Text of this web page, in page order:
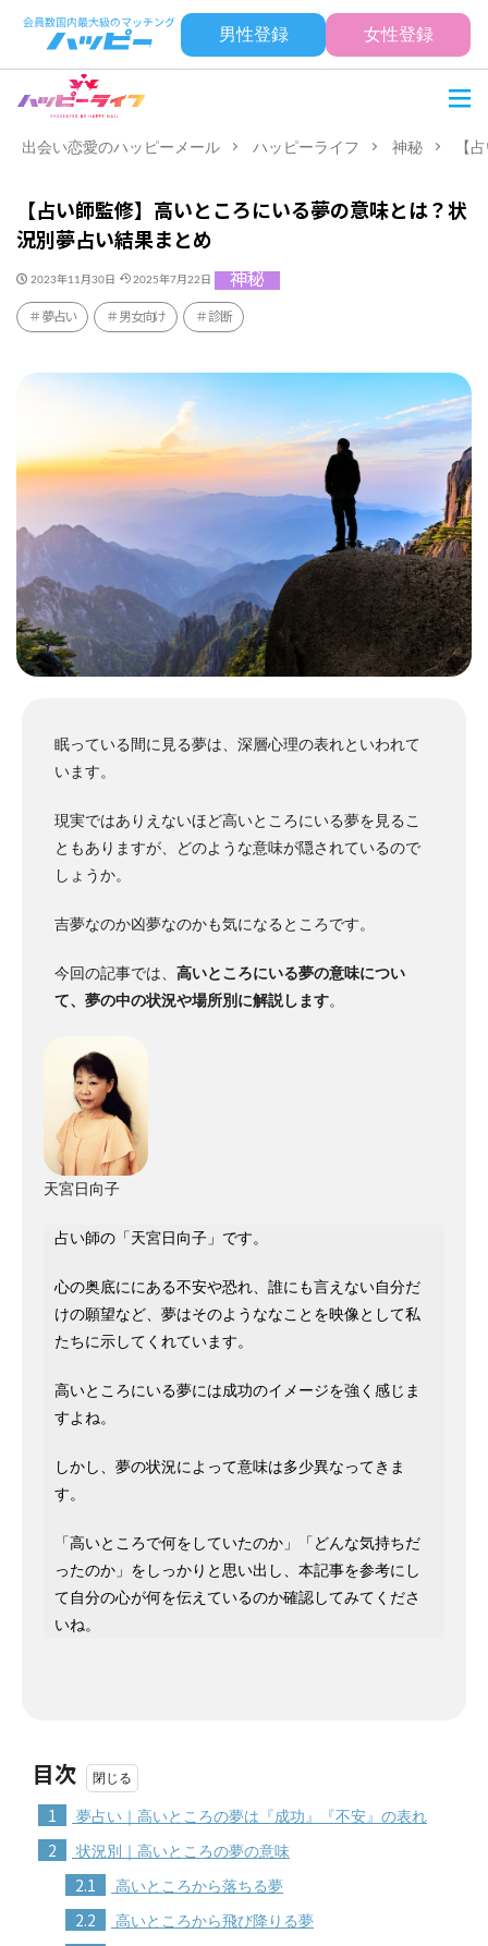
男性登録 女性登録
出会い恋愛のハッピーメール ハッピーライフ 神秘 【
【占い師監修】高いところにいる夢の意味とは？状
況別夢占い結果まとめ
2023年11月30日 2025年7月22日 神秘
夢占い 男女向け 診断
眠っている間に見る夢は、深層心理の表れといわれて
います。
現実ではありえないほど高いところにいる夢を見るこ
ともありますが、どのような意味が隠されているので
しょうか。
吉夢なのか凶夢なのかも気になるところです。
今回の記事では、 高いところにいる夢の意味につい
て、夢の中の状況や場所別に解説します。
天宮日向子
占い師の「天宮日向子」です。
心の奥底ににある不安や恐れ、誰にも言えない自分だ
けの願望など、夢はそのようななことを映像として私
たちに示してくれています。
高いところにいる夢には成功のイメージを強く感じま
すよね。
しかし、夢の状況によって意味は多少異なってきま
す。
「高いところで何をしていたのか」「どんな気持ちだ
ったのか」をしっかりと思い出し、本記事を参考にし
て自分の心が何を伝えているのか確認してみてくださ
いね。
目次
1 夢占い｜高いところの夢は『成功』『不安』の表れ
2 状況別｜高いところの夢の意味
2.1 高いところから落ちる夢
2.2 高いところから飛び降りる夢